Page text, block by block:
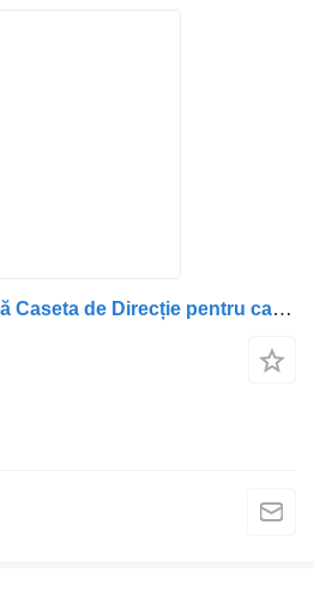
Servodirecţie hidraulică Caseta de Direcție pentru camion DAF 14320 RHD